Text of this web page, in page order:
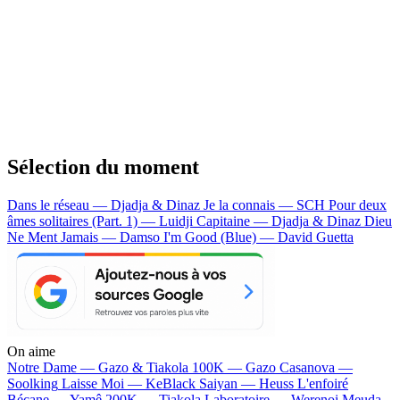
Sélection du moment
Dans le réseau — Djadja & Dinaz Je la connais — SCH Pour deux
âmes solitaires (Part. 1) — Luidji Capitaine — Djadja & Dinaz Dieu
Ne Ment Jamais — Damso I'm Good (Blue) — David Guetta
On aime
Notre Dame — Gazo & Tiakola 100K — Gazo Casanova —
Soolking Laisse Moi — KeBlack Saiyan — Heuss L'enfoiré